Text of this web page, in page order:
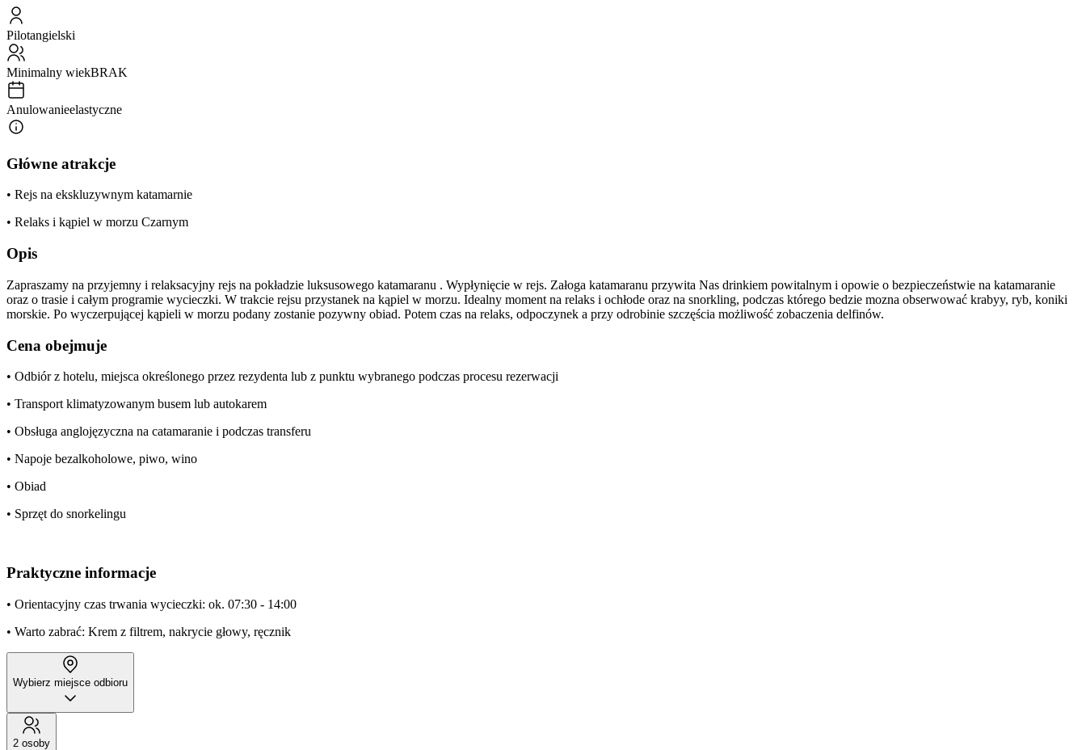
Pilotangielski
Minimalny wiekBRAK
Anulowanieelastyczne
Główne atrakcje
• Rejs na ekskluzywnym katamarnie
• Relaks i kąpiel w morzu Czarnym
Opis
Zapraszamy na przyjemny i relaksacyjny rejs na pokładzie luksusowego katamaranu . Wypłynięcie w rejs. Załoga katamaranu przywita Nas drinkiem powitalnym i opowie o bezpieczeństwie na katamaranie
oraz o trasie i całym programie wycieczki. W trakcie rejsu przystanek na kąpiel w morzu. Idealny moment na relaks i ochłode oraz na snorkling, podczas którego bedzie mozna obserwować krabyy, ryb, koniki
morskie. Po wyczerpującej kąpieli w morzu podany zostanie pozywny obiad. Potem czas na relaks, odpoczynek a przy odrobinie szczęścia możliwość zobaczenia delfinów.
Cena obejmuje
• Odbiór z hotelu, miejsca określonego przez rezydenta lub z punktu wybranego podczas procesu rezerwacji
• Transport klimatyzowanym busem lub autokarem
• Obsługa anglojęzyczna na catamaranie i podczas transferu
• Napoje bezalkoholowe, piwo, wino
• Obiad
• Sprzęt do snorkelingu
Praktyczne informacje
• Orientacyjny czas trwania wycieczki: ok. 07:30 - 14:00
• Warto zabrać: Krem z filtrem, nakrycie głowy, ręcznik
Wybierz miejsce odbioru
2 osoby